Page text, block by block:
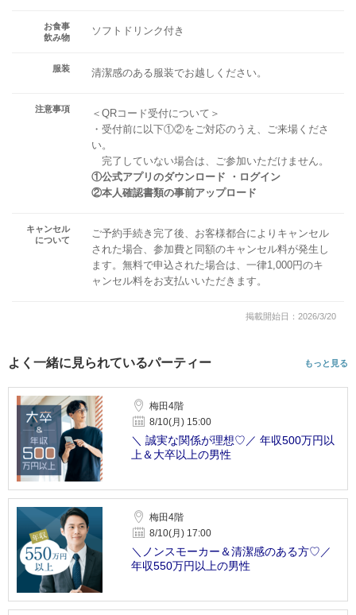
お食事
飲み物
ソフトドリンク付き
服装 清潔感のある服装でお越しください。
注意事項
＜QRコード受付について＞
・受付前に以下①②をご対応のうえ、ご来場くださ
い。
完了していない場合は、ご参加いただけません。
①公式アプリのダウンロード ・ログイン
②本人確認書類の事前アップロード
キャンセル
について
ご予約手続き完了後、お客様都合によりキャンセル
された場合、参加費と同額のキャンセル料が発生し
ます。無料で申込された場合は、一律1,000円のキ
ャンセル料をお支払いいただきます。
掲載開始日：2026/3/20
よく一緒に見られているパーティー もっと見る
梅田4階
8/10(月) 15:00
＼ 誠実な関係が理想♡／ 年収500万円以
上＆大卒以上の男性
梅田4階
8/10(月) 17:00
＼ノンスモーカー＆清潔感のある方♡／
年収550万円以上の男性